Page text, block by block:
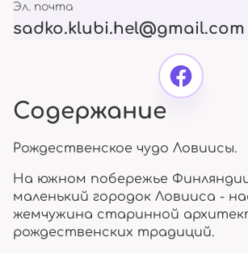
Эл. почта
sadko.klubi.hel@gmail.com
Содержание
Рождественское чудо Ловиисы.
На южном побережье
маленький городок Ловииса -
жемчужина старинной
рождественских традиций.